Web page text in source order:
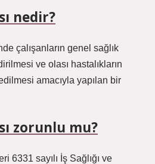
nedir?
çalışanların genel sağlık
ve olası hastalıkların
amacıyla yapılan bir
zorunlu mu?
6331 sayılı İş Sağlığı ve